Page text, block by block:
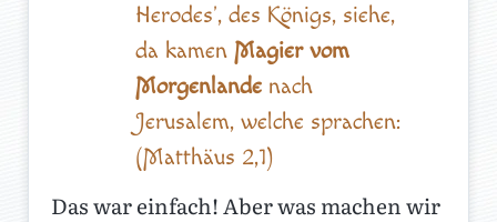
Herodes', des Königs, siehe,
da kamen Magier vom
Morgenlandenach
Jerusalem, welche sprachen:
(Matthäus 2,1)
Das war einfach! Aber was machen wir